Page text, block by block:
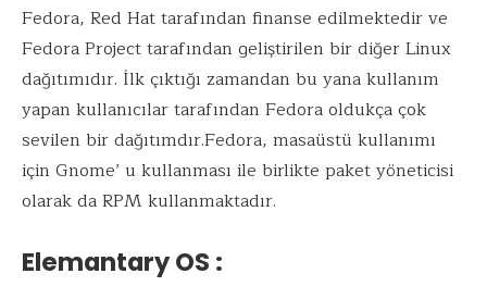
Fedora, Red Hat tarafından finanse edilmektedir ve
Fedora Project tarafından geliştirilen bir diğer Linux
dağıtımıdır. İlk çıktığı zamandan bu yana kullanım
yapan kullanıcılar tarafından Fedora oldukça çok
sevilen bir dağıtımdır.Fedora, masaüstü kullanımı
için Gnome’ u kullanması ile birlikte paket yöneticisi
olarak da RPM kullanmaktadır.
Elemantary OS :